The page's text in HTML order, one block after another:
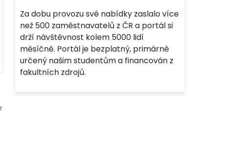
Za dobu provozu své nabídky zaslalo více
než 500 zaměstnavatelů z ČR a portál si
drží návštěvnost kolem 5000 lidí
měsíčně. Portál je bezplatný, primárně
určený našim studentům a financován z
fakultních zdrojů.